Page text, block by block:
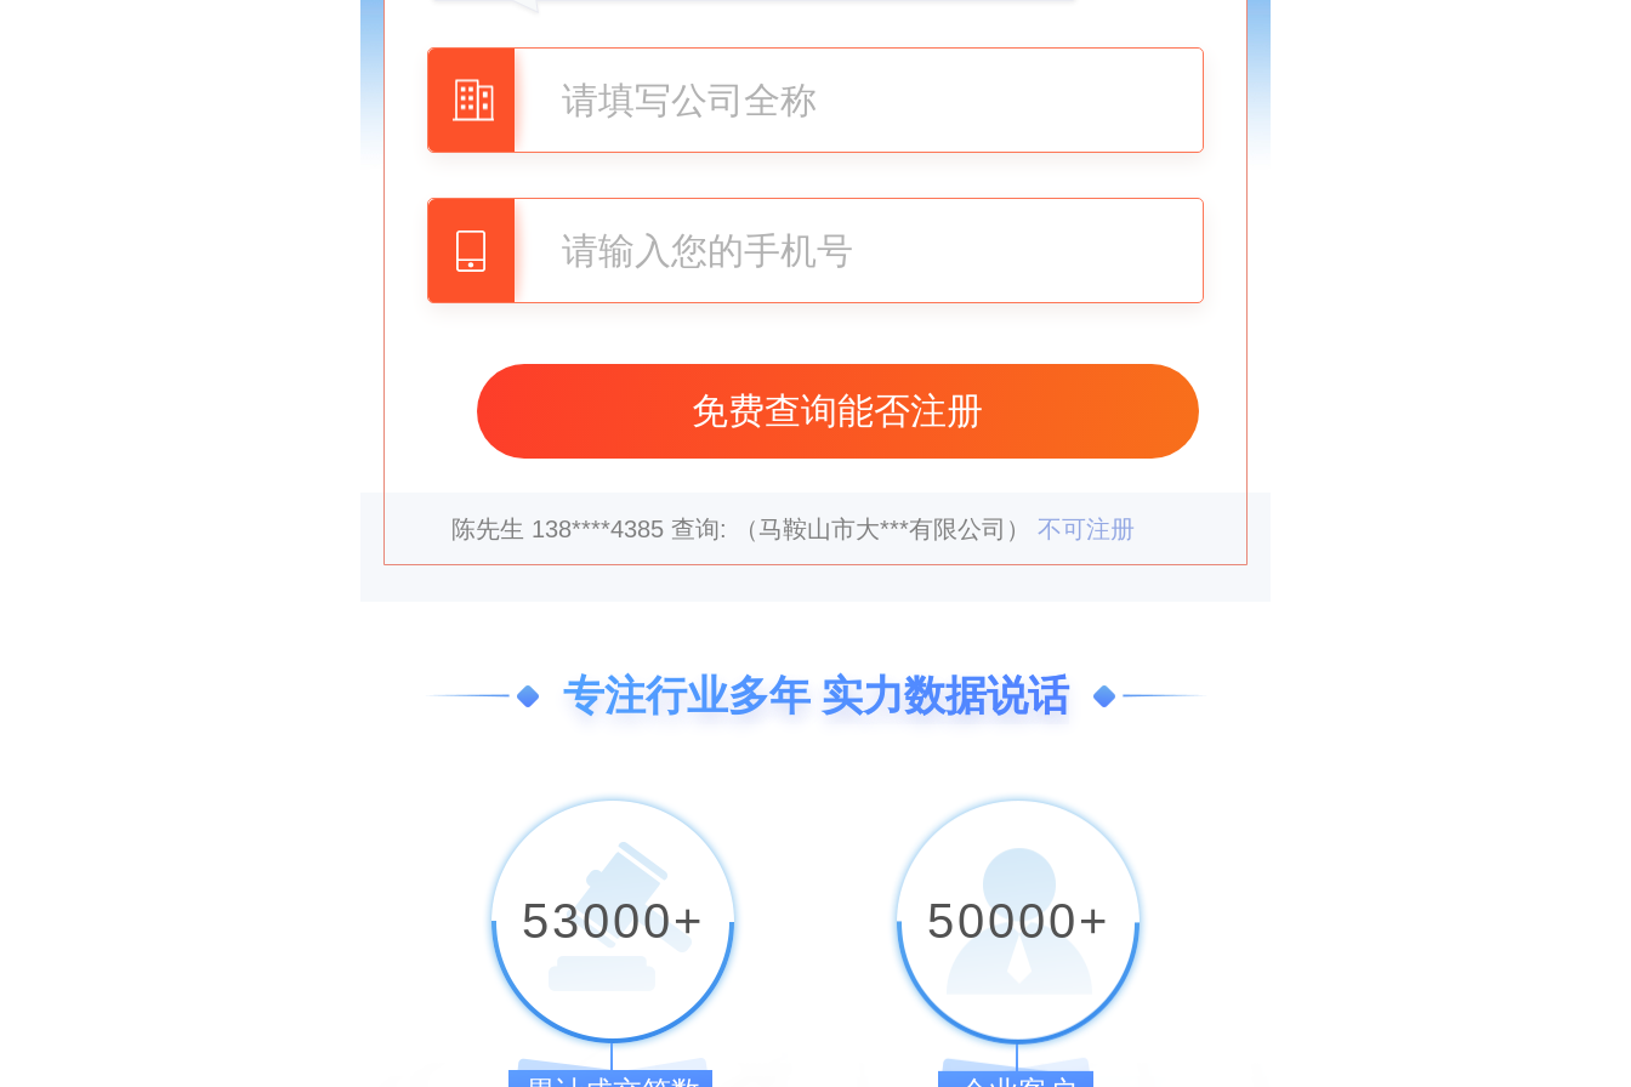
董女士 135****2079 查询:（马鞍山市魔***有限公司）
梁先生 132****9953查询:（马鞍山市风***有限公司） 不可注册
夏先生
陈先生 138****4385查询:（马鞍山市大***有限公司） 不可注册
郭先生 135****7741 查询: （马鞍山市黑***有限公司） 不可注册
135****2566查询: （马鞍山市岐***有限公司） 可注册
132****8572查询: （马鞍山市旷***有限公司） 不可注册
马先生 138****4385 查询:（马鞍山市小***有限公司） 不可注册
董女士 查询: （马鞍山市魔***有限公司） 不可注册
132****9953查询: （马鞍山市风***有限公司） 不可注册
专注行业多年 实力数据说话
53000+ 50000+